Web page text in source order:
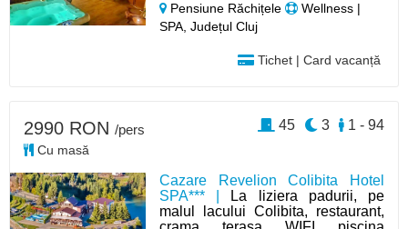
Pensiune Răchițele
Wellness |
SPA, Județul Cluj
Tichet | Card vacanță
Cazare Revelion Colibita Hotel
SPA*** |
La liziera padurii, pe
malul lacului Colibita, restaurant,
2990 RON /pers
Cu masă
1 - 94
3
45